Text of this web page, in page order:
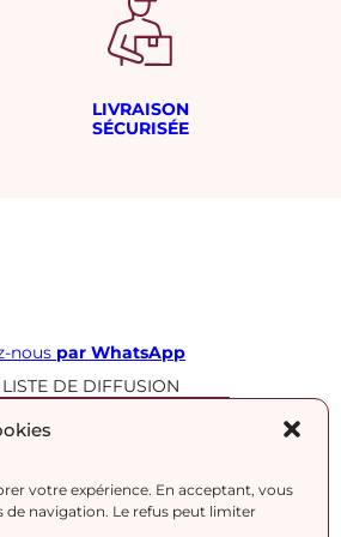
votre expérience. En acceptant, vous
navigation. Le refus peut limiter
LIVRAISON
SÉCURISÉE
nous par WhatsApp
DE DIFFUSION